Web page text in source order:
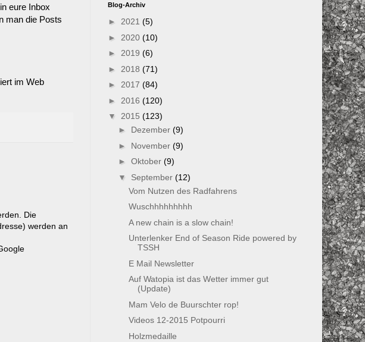
eure Inbox
man die Posts
im Web
Die
werden an
Blog-Archiv
► 2021 (5)
► 2020 (10)
► 2019 (6)
► 2018 (71)
► 2017 (84)
► 2016 (120)
▼ 2015 (123)
► Dezember (9)
► November (9)
► Oktober (9)
▼ September (12)
Vom Nutzen des Radfahrens
Wuschhhhhhhhh
A new chain is a slow chain!
Unterlenker End of Season Ride powered by
TSSH
E Mail Newsletter
Auf Watopia ist das Wetter immer gut
(Update)
Mam Velo de Buurschter rop!
Videos 12-2015 Potpourri
Holzmedaille